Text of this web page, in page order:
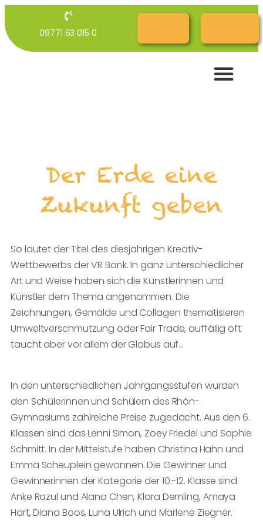
09771 63 015 0
Der Erde eine
Zukunft geben
So lautet der Titel des diesjährigen Kreativ-
Wettbewerbs der VR Bank. In ganz unterschiedlicher
Art und Weise haben sich die Künstlerinnen und
Künstler dem Thema angenommen. Die
Zeichnungen, Gemälde und Collagen thematisieren
Umweltverschmutzung oder Fair Trade, auffällig oft
taucht aber vor allem der Globus auf…
In den unterschiedlichen Jahrgangsstufen wurden
den Schülerinnen und Schülern des Rhön-
Gymnasiums zahlreiche Preise zugedacht. Aus den 6.
Klassen sind das Lenni Simon, Zoey Friedel und Sophie
Schmitt. In der Mittelstufe haben Christina Hahn und
Emma Scheuplein gewonnen. Die Gewinner und
Gewinnerinnen der Kategorie der 10.-12. Klasse sind
Anke Razul und Alana Chen, Klara Demling, Amaya
Hart, Diana Boos, Luna Ulrich und Marlene Ziegner.